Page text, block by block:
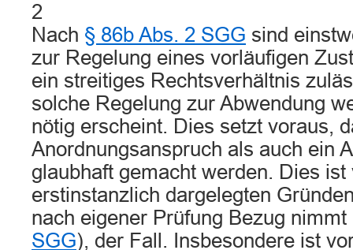
2
Nach § 86b Abs. 2 SGG sind
zur Regelung eines vorläufigen
ein streitiges Rechtsverhältnis
solche Regelung zur Abwendung
nötig erscheint. Dies setzt voraus,
Anordnungsanspruch als auch ein
glaubhaft gemacht werden. Dies
erstinstanzlich dargelegten
nach eigener Prüfung Bezug nimmt
SGG), der Fall. Insbesondere ist